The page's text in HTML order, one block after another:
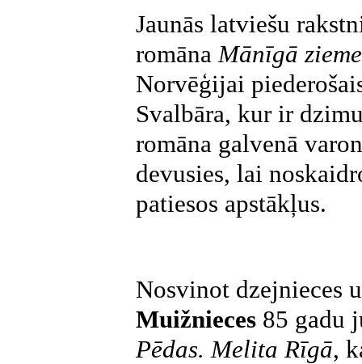
Jaunās latviešu
romānaMānīgā
Norvēģijai
Svalbāra, kur ir
romāna galvenā
devusies, lai
patiesos apstākļus.
Nosvinot dzejnieces
Muižnieces 85 gadu
Pēdas. Melita Rīgā,